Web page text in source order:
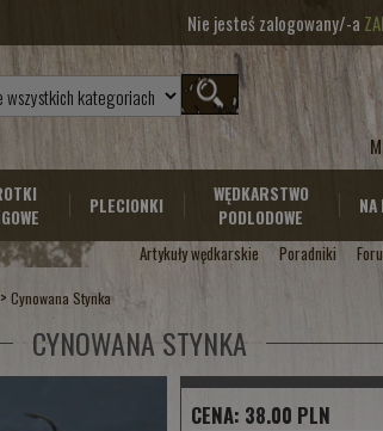
Nie jesteś zalogowany/-a
PLECIONKI
WĘDKARSTWO
PODLODOWE
NA
Artykuły wędkarskie Poradniki
>Cynowana Stynka
CYNOWANA STYNKA
CENA: 38.00 PLN